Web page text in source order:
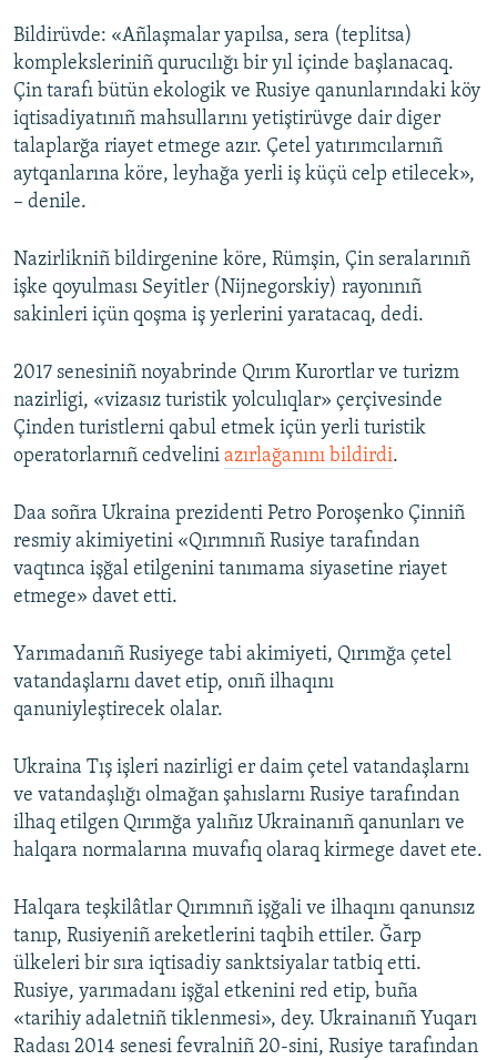
Bildirüvde: «Añlaşmalar yapılsa, sera (teplitsa)
kompleksleriniñ qurucılığı bir yıl içinde başlanacaq.
Çin tarafı bütün ekologik ve Rusiye qanunlarındaki köy
iqtisadiyatınıñ mahsullarını yetiştirüvge dair diger
talaplarğa riayet etmege azır. Çetel yatırımcılarnıñ
aytqanlarına köre, leyhağa yerli iş küçü celp etilecek»,
– denile.
Nazirlikniñ bildirgenine köre, Rümşin, Çin seralarınıñ
işke qoyulması Seyitler (Nijnegorskiy) rayonınıñ
sakinleri içün qoşma iş yerlerini yaratacaq, dedi.
2017 senesiniñ noyabrinde Qırım Kurortlar ve turizm
nazirligi, «vizasız turistik yolculıqlar» çerçivesinde
Çinden turistlerni qabul etmek içün yerli turistik
operatorlarnıñ cedvelini azırlağanını bildirdi.
Daa soñra Ukraina prezidenti Petro Poroşenko Çinniñ
resmiy akimiyetini «Qırımnıñ Rusiye tarafından
vaqtınca işğal etilgenini tanımama siyasetine riayet
etmege» davet etti.
Yarımadanıñ Rusiyege tabi akimiyeti, Qırımğa çetel
vatandaşlarnı davet etip, onıñ ilhaqını
qanuniyleştirecek olalar.
Ukraina Tış işleri nazirligi er daim çetel vatandaşlarnı
ve vatandaşlığı olmağan şahıslarnı Rusiye tarafından
ilhaq etilgen Qırımğa yalıñız Ukrainanıñ qanunları ve
halqara normalarına muvafıq olaraq kirmege davet ete.
Halqara teşkilâtlar Qırımnıñ işğali ve ilhaqını qanunsız
tanıp, Rusiyeniñ areketlerini taqbih ettiler. Ğarp
ülkeleri bir sıra iqtisadiy sanktsiyalar tatbiq etti.
Rusiye, yarımadanı işğal etkenini red etip, buña
«tarihiy adaletniñ tiklenmesi», dey. Ukrainanıñ Yuqarı
Radası 2014 senesi fevralniñ 20-sini, Rusiye tarafından